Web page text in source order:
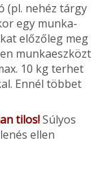
(pl. nehéz tárgy
egy munka­
előzőleg meg
munkaeszközt
10 kg terhet
Ennél többet
tilos!Súlyos
ellen